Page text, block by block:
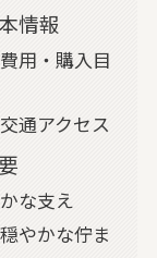
情報
用・購入目
通アクセス
な支え
やかな佇ま